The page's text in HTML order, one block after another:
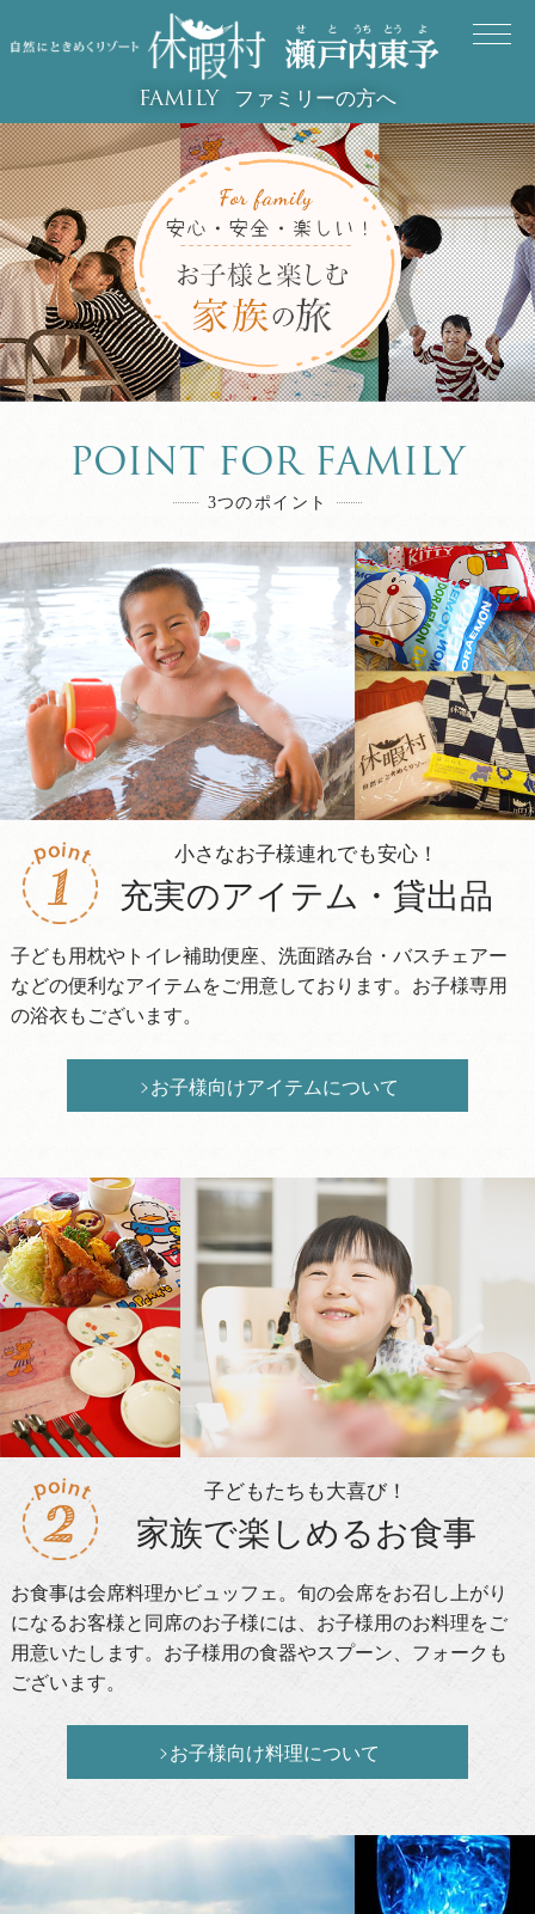
FAMILY ファミリーの方へ
POINT FOR FAMILY
3つのポイント
小さなお子様連れでも安心！
充実のアイテム・貸出品
子ども用枕やトイレ補助便座、洗面踏み台・バスチェアー
などの便利なアイテムをご用意しております。お子様専用
の浴衣もございます。
お子様向けアイテムについて
子どもたちも大喜び！
家族で楽しめるお食事
お食事は会席料理かビュッフェ。旬の会席をお召し上がり
になるお客様と同席のお子様には、お子様用のお料理をご
用意いたします。お子様用の食器やスプーン、フォークも
ございます。
お子様向け料理について